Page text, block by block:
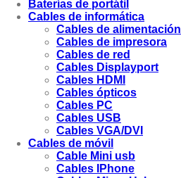
Baterías de portátil
Cables de informática
Cables de alimentación
Cables de impresora
Cables de red
Cables Displayport
Cables HDMI
Cables ópticos
Cables PC
Cables USB
Cables VGA/DVI
Cables de móvil
Cable Mini usb
Cables IPhone